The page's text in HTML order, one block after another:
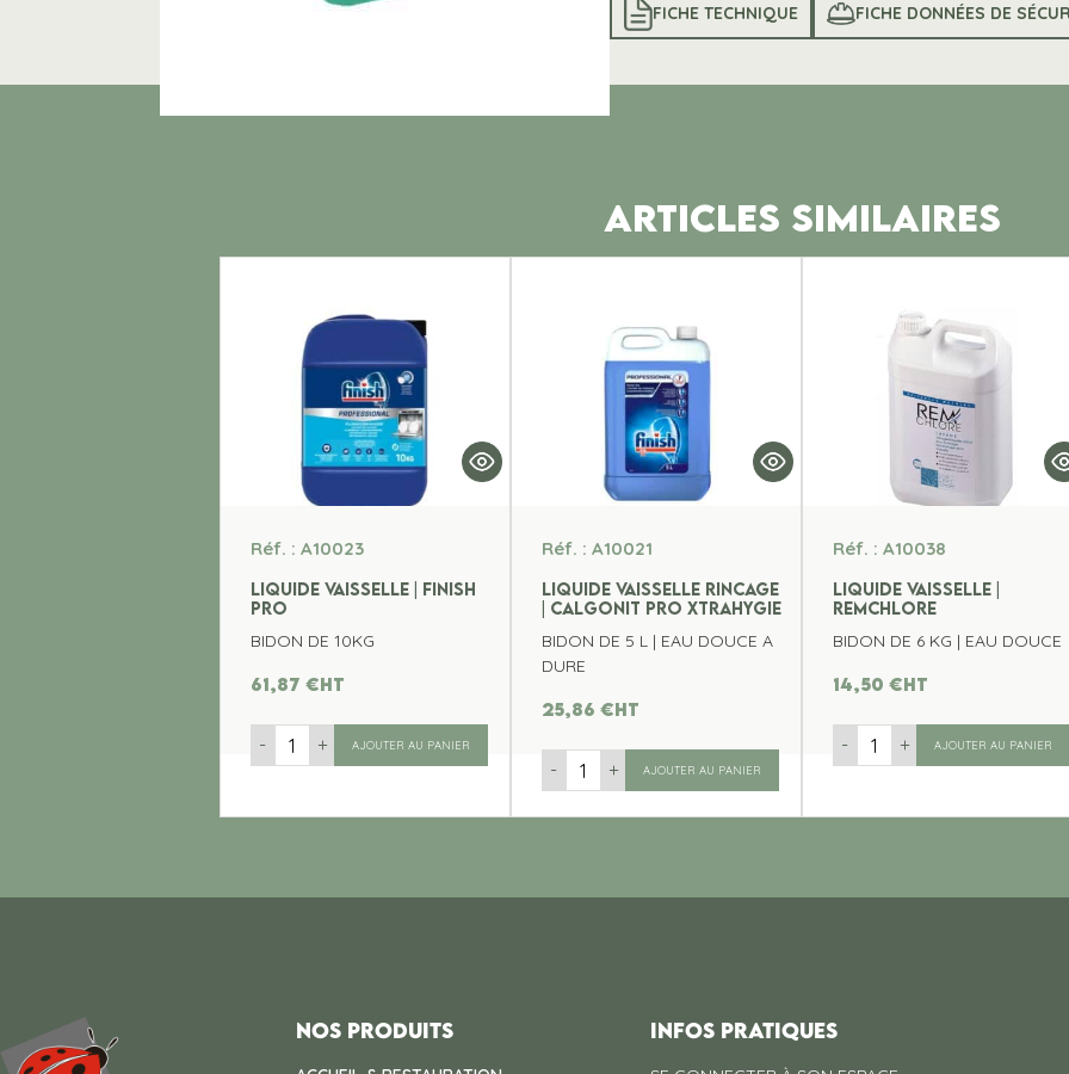
FICHE TECHNIQUE FICHE DONNÉES DE
ARTICLES SIMILAIRES
Réf. : A10023
LIQUIDE VAISSELLE | FINISH
PRO
BIDON DE 10KG
61,87€ht
- + AJOUTER AU PANIER
Réf. : A10021
LIQUIDE VAISSELLE RINCAGE
| CALGONIT PRO XTRAHYGIE
BIDON DE 5 L | EAU DOUCE A
DURE
25,86€ht
- + AJOUTER AU PANIER
Réf. : A10038
LIQUIDE VAISSELLE |
REMCHLORE
BIDON DE 6 KG | EAU DOUCE
14,50 €ht
- + AJOUTER AU PANIER
Nos produits INFOS PRATIQUES